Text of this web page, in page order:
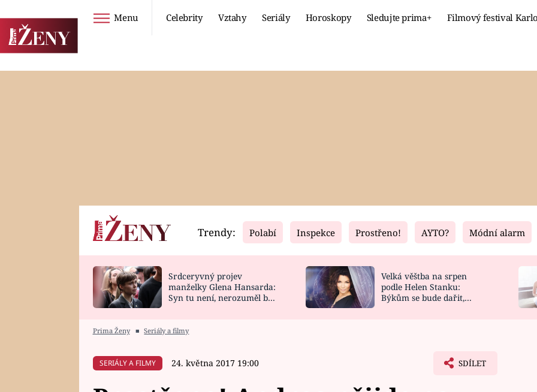
Menu Celebrity Vztahy Seriály Horoskopy Sledujte prima+ Filmový festival
Horoskopy
HOROSKOP NA
Video
CELEBRITY
VAŘENÍ
Fresh
NOVINKY
VIDEORECEPTY
Living
DESIGN
Trendy: Polabí Inspekce Prostřeno! AYTO? Módní alarm
Srdceryvný projev
manželky Glena Hansarda:
Syn tu není, nerozuměl by
Velká věštba na srpen
podle Helen Stanku:
Býkům se bude dařit,
Prima Ženy ■ Seriály a filmy
SERIÁLY A FILMY 24. května 2017 19:00 SDÍLET